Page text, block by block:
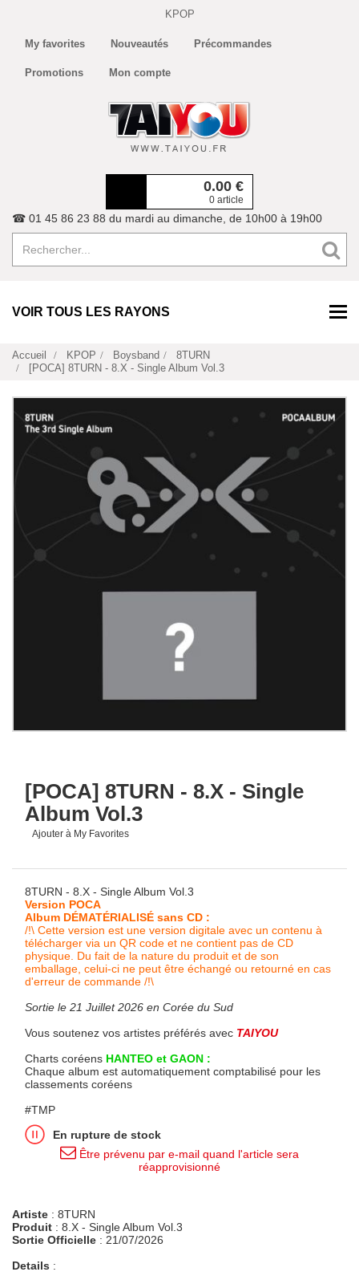
KPOP
My favorites Nouveautés Précommandes
Promotions Mon compte
0.00 €
0 article
☎ 01 45 86 23 88 du mardi au dimanche, de 10h00 à 19h00
VOIR TOUS LES RAYONS
Accueil KPOP Boysband
8TURN
[POCA] 8TURN - 8.X - Single Album Vol.3
[POCA] 8TURN - 8.X - Single
Album Vol.3
Ajouter à My Favorites
8TURN - 8.X - Single Album Vol.3
Version POCA
Album DÉMATÉRIALISÉ sans CD :
/!\ Cette version est une version digitale avec un contenu à
télécharger via un QR code et ne contient pas de CD
physique. Du fait de la nature du produit et de son
emballage, celui-ci ne peut être échangé ou retourné en cas
d'erreur de commande /!\
Sortie le 21 Juillet 2026 en Corée du Sud
Vous soutenez vos artistes préférés avec TAIYOU
Charts coréens HANTEO et GAON :
Chaque album est automatiquement comptabilisé pour les
classements coréens
#TMP
En rupture de stock
Être prévenu par e-mail quand l'article sera
réapprovisionné
Artiste : 8TURN
Produit : 8.X - Single Album Vol.3
Sortie Officielle : 21/07/2026
Details :